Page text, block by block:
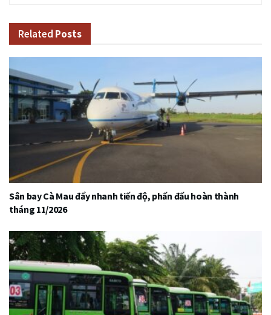
Related Posts
Sân bay Cà Mau đẩy nhanh tiến độ, phấn đấu hoàn thành
tháng 11/2026